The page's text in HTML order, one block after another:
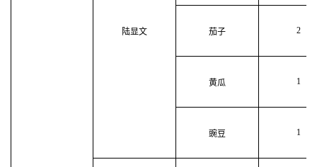
陆显文 茄子 2
黄瓜 1
豌豆 1